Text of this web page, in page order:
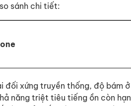
sánh chi tiết:
đối xứng truyền thống, độ bám ở
năng triệt tiêu tiếng ồn còn hạn